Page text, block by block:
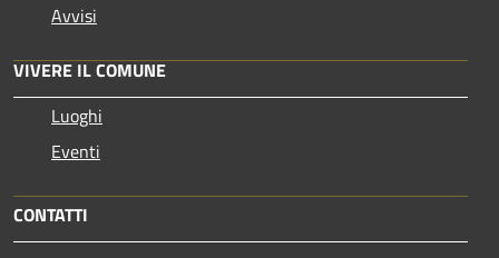
Avvisi
VIVERE IL COMUNE
Luoghi
Eventi
CONTATTI